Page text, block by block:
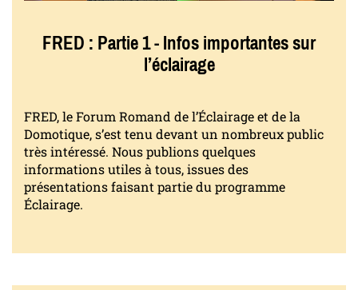
FRED : Partie 1 - Infos importantes sur
l’éclairage
FRED, le Forum Romand de l’Éclairage et de la
Domotique, s’est tenu devant un nombreux public
très intéressé. Nous publions quelques
informations utiles à tous, issues des
présentations faisant partie du programme
Éclairage.